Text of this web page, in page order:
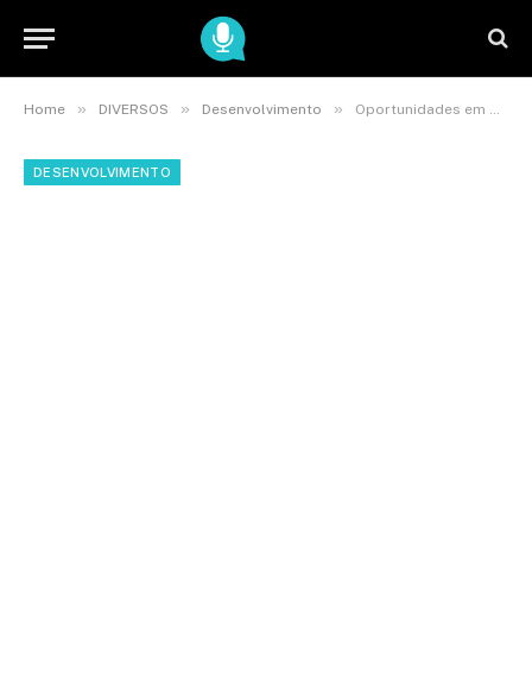
Home » DIVERSOS » Desenvolvimento » Oportunidades em Sorocaba: 1,2 mil vagas de emprego disponíveis
DESENVOLVIMENTO